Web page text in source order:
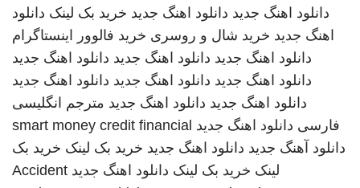
دانلود اهنگ جدید دانلود اهنگ جدید خرید بک لینک دانلود
اهنگ جدید خرید شال و روسری خرید فالوور اینستاگرام
دانلود اهنگ جدید دانلود اهنگ جدید دانلود اهنگ جدید
دانلود اهنگ جدید دانلود اهنگ جدید دانلود اهنگ جدید
دانلود اهنگ جدید دانلود اهنگ جدید مترجم انگلیسی
فارسی دانلود اهنگ جدید smart money credit financial
دانلود آهنگ جدید دانلود اهنگ جدید خرید بک لینک خرید بک
لینک خرید بک لینک دانلود اهنگ جدید Accident